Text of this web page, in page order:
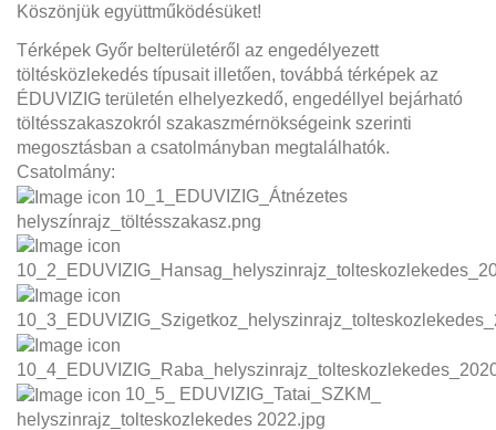
Köszönjük együttműködésüket!
Térképek Győr belterületéről az engedélyezett
töltésközlekedés típusait illetően, továbbá térképek az
ÉDUVIZIG területén elhelyezkedő, engedéllyel bejárható
töltésszakaszokról szakaszmérnökségeink szerinti
megosztásban a csatolmányban megtalálhatók.
Csatolmány:
10_1_EDUVIZIG_Átnézetes
helyszínrajz_töltésszakasz.png
10_5_ EDUVIZIG_Tatai_SZKM_
helyszinrajz_tolteskozlekedes 2022.jpg